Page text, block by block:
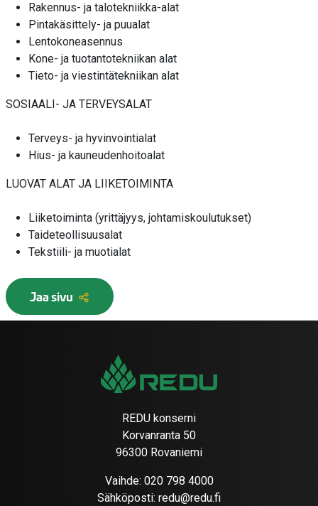
Rakennus- ja talotekniikka-alat
Pintakäsittely- ja puualat
Lentokoneasennus
Kone- ja tuotantotekniikan alat
Tieto- ja viestintätekniikan alat
SOSIAALI- JA TERVEYSALAT
Terveys- ja hyvinvointialat
Hius- ja kauneudenhoitoalat
LUOVAT ALAT JA LIIKETOIMINTA
Liiketoiminta (yrittäjyys, johtamiskoulutukset)
Taideteollisuusalat
Tekstiili- ja muotialat
Jaa sivu
REDU konserni
Korvanranta 50
96300 Rovaniemi
Vaihde: 020 798 4000
Sähköposti: redu@redu.fi